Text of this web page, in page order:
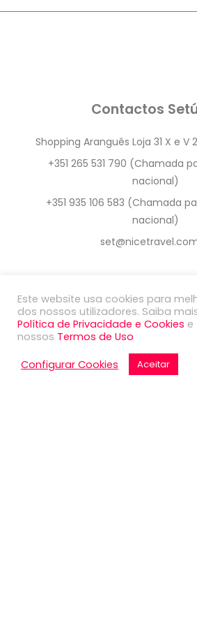
Contactos
Shopping Aranguês Loja 31 X e V
+351 265 531 790 (Chamada
nacional)
+351 935 106 583 (Chamada
nacional)
Este website usa cookies para
dos nossos utilizadores. Saiba
Política de Privacidade e Cookies e
nossos Termos de Uso
Configurar Cookies
Aceitar